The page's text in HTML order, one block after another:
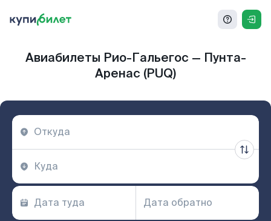
Авиабилеты Рио-Гальегос — Пунта-
Аренас (PUQ)